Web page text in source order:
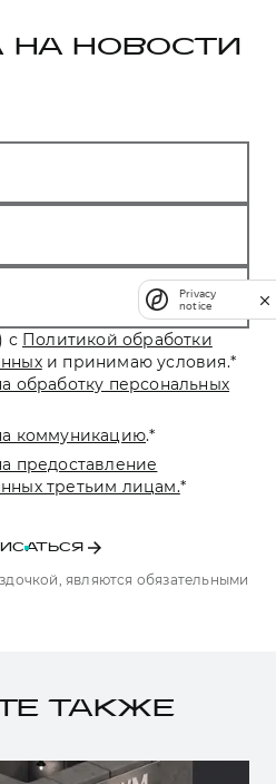
НА НОВОСТИ
с Политикой обработки
и принимаю условия.*
обработку персональных
коммуникацию.*
предоставление
третьим лицам.*
являются обязательными
ТАКЖЕ
Privacy
notice